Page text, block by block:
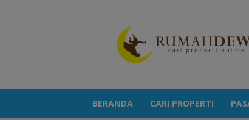
Berita
Properti
Terkini
BERANDA CARI PROPERTI